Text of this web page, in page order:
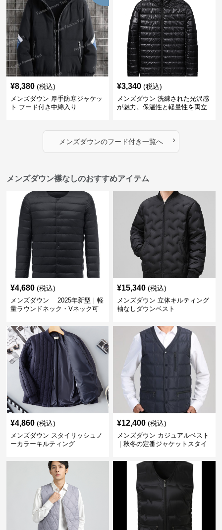
¥8,380 (税込)
メンズダウン 厚手防寒ジャケッ
ト フード付き中綿入り
¥3,340 (税込)
メンズダウン 洗練された光沢感
が魅力。保温性と軽量性を両立
メンズダウンのフード付き一覧へ ›
メンズダウン襟なしのおすすめアイテム
¥4,680 (税込)
メンズダウン 2025年新型｜軽
量ラウンドネック・Vネック可
¥15,340 (税込)
メンズダウン 立体キルティング
袖なしダウンベスト
¥4,860 (税込)
メンズダウン スタイリッシュノ
ーカラーキルティング
¥12,400 (税込)
メンズダウン カジュアルベスト
｜秋冬の定番ジャケットスタイ